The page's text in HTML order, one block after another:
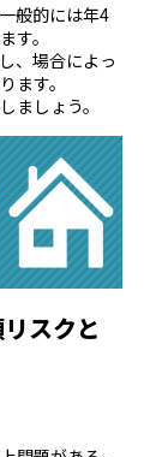
般的には年4
す。
、場合によっ
ます。
ましょう。
スクと